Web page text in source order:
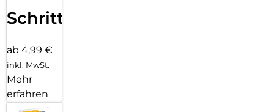
Schritten
ab 4,99 €
inkl. MwSt.
Mehr
erfahren